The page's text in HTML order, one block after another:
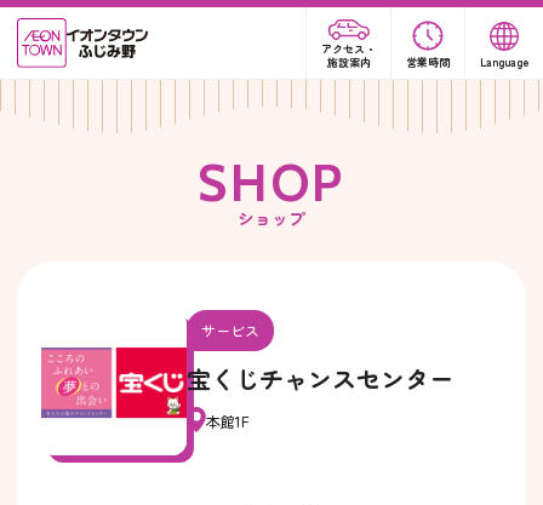
アクセス・
施設案内
営業時間 Language
SHOP
ショップ
サービス
宝くじチャンスセンター
本館1F